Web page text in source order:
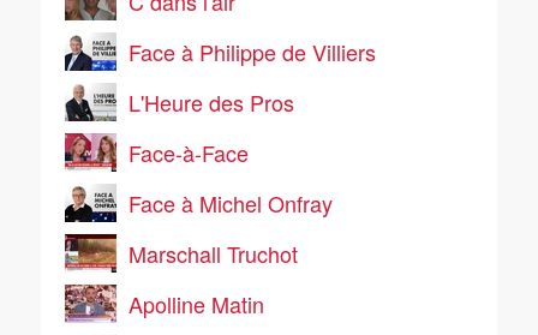
Face à Philippe de Villiers
L'Heure des Pros
Face-à-Face
Face à Michel Onfray
Marschall Truchot
Apolline Matin